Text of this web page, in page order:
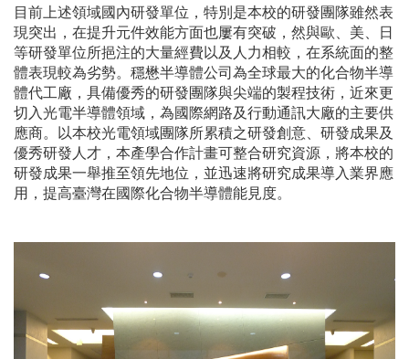
目前上述領域國內研發單位，特別是本校的研發團隊雖然表
現突出，在提升元件效能方面也屢有突破，然與歐、美、日
等研發單位所挹注的大量經費以及人力相較，在系統面的整
體表現較為劣勢。穩懋半導體公司為全球最大的化合物半導
體代工廠，具備優秀的研發團隊與尖端的製程技術，近來更
切入光電半導體領域，為國際網路及行動通訊大廠的主要供
應商。以本校光電領域團隊所累積之研發創意、研發成果及
優秀研發人才，本產學合作計畫可整合研究資源，將本校的
研發成果一舉推至領先地位，並迅速將研究成果導入業界應
用，提高臺灣在國際化合物半導體能見度。